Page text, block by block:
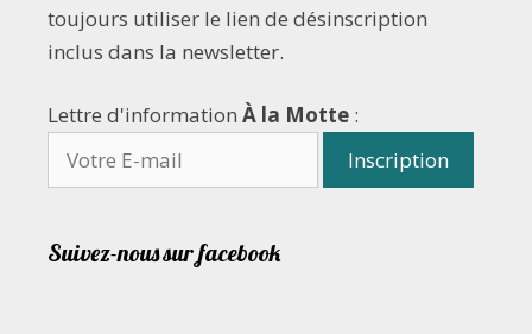
toujours utiliser le lien de désinscription
inclus dans la newsletter.
Lettre d'information À la Motte :
Suivez-nous sur facebook